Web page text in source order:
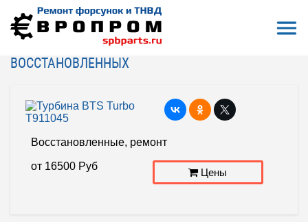
На главную Турбина BTS Turbo T911045
ТУРБИНА BTS TURBO T911045 - ЦЕНЫ РЕМОНТА И
ВОССТАНОВЛЕННЫХ
Восстановленные, ремонт
от 16500 Руб
Цены